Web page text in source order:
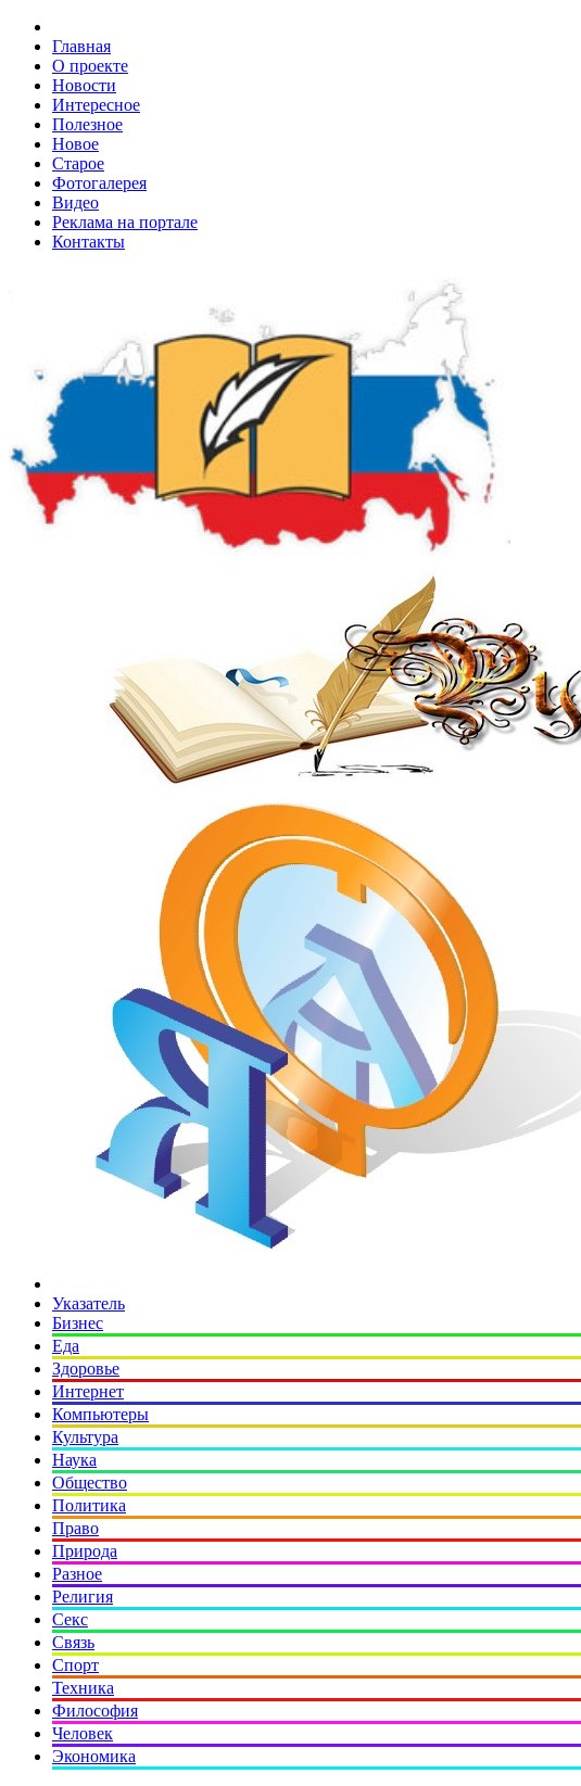
Главная
О проекте
Новости
Интересное
Полезное
Новое
Старое
Фотогалерея
Видео
Реклама на портале
Контакты
Указатель
Бизнес
Еда
Здоровье
Интернет
Компьютеры
Культура
Наука
Общество
Политика
Право
Природа
Разное
Религия
Секс
Связь
Спорт
Техника
Философия
Человек
Экономика